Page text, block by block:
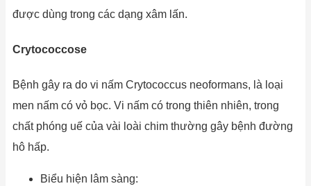
được dùng trong các dạng xâm lấn.
Crytococcose
Bệnh gây ra do vi nấm Crytococcus neoformans, là loại
men nấm có vỏ bọc. Vi nấm có trong thiên nhiên, trong
chất phóng uế của vài loài chim thường gây bệnh đường
hô hấp.
Biểu hiện lâm sàng: